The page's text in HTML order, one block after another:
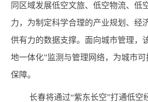
同区域发展低空文旅、低空物流、低
力，为制定科学合理的产业规划、经
供有力的数据支撑。面向城市管理，
地一体化”监测与管理网络，为城市
保障。
长春将通过“紫东长空”打通低空